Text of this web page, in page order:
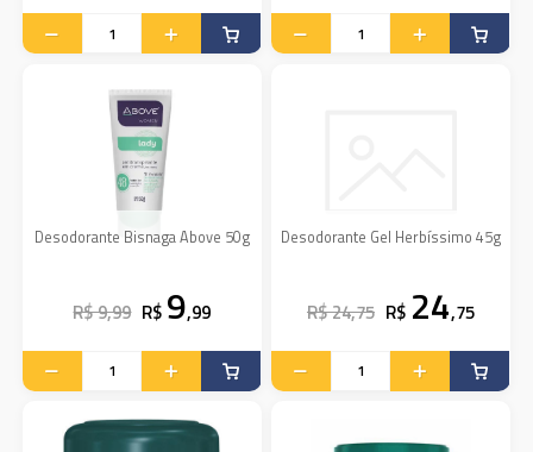
Desodorante Bisnaga Above 50g
R$ 9,99 R$ 9,99
Desodorante Gel Herbíssimo 45g
R$ 24,75 R$ 24,75